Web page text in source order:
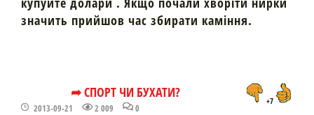
значить прийшов час збирати каміння.
➦ СПОРТ ЧИ БУХАТИ?
2013-09-21 2 009 0
+7